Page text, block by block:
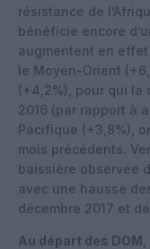
résistance de
bénéficie encore
augmentent en
le Moyen-Orient
(+4,2%), pour qui la
2016 (par rapport à
Pacifique (+3,8%),
mois précédents.
baissière observée
avec une hausse
décembre 2017 et
Au départ des DOM